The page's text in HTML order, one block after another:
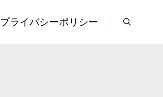
プライバシーポリシー